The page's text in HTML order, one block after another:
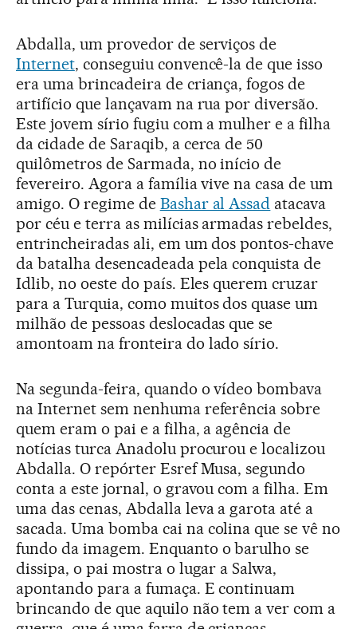
Abdalla, um provedor de serviços de
Internet, conseguiu convencê-la de que isso
era uma brincadeira de criança, fogos de
artifício que lançavam na rua por diversão.
Este jovem sírio fugiu com a mulher e a filha
da cidade de Saraqib, a cerca de 50
quilômetros de Sarmada, no início de
fevereiro. Agora a família vive na casa de um
amigo. O regime de Bashar al Assad atacava
por céu e terra as milícias armadas rebeldes,
entrincheiradas ali, em um dos pontos-chave
da batalha desencadeada pela conquista de
Idlib, no oeste do país. Eles querem cruzar
para a Turquia, como muitos dos quase um
milhão de pessoas deslocadas que se
amontoam na fronteira do lado sírio.
Na segunda-feira, quando o vídeo bombava
na Internet sem nenhuma referência sobre
quem eram o pai e a filha, a agência de
notícias turca Anadolu procurou e localizou
Abdalla. O repórter Esref Musa, segundo
conta a este jornal, o gravou com a filha. Em
uma das cenas, Abdalla leva a garota até a
sacada. Uma bomba cai na colina que se vê no
fundo da imagem. Enquanto o barulho se
dissipa, o pai mostra o lugar a Salwa,
apontando para a fumaça. E continuam
brincando de que aquilo não tem a ver com a